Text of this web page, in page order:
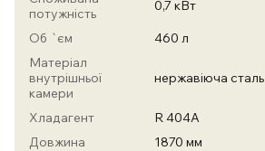
потужність
0,7 кВт
Об `єм
460 л
Матеріал
внутрішньої
камери
нержавіюча сталь
Хладагент
R 404А
Довжина
1870 мм